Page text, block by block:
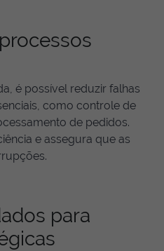
é possível reduzir falhas
como controle de
de pedidos.
e assegura que as
para